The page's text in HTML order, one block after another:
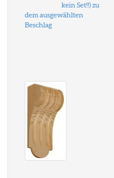
kein Set!!) zu
dem ausgewählten
Beschlag